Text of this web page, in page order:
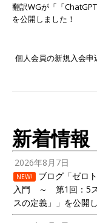
翻訳WGが「「
を公開しました！
個人会員の新規入会
新着情報
2026年8月7日
NEW!
ブログ「ゼロ
入門 ～ 第1回：5ス
スの定義」」を公開